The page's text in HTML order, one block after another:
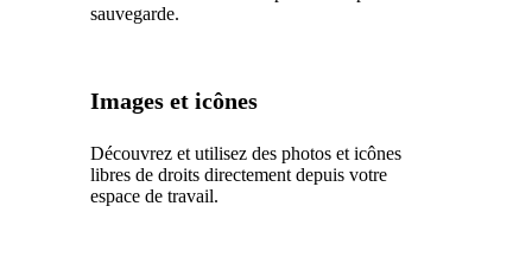
sauvegarde.
Images et icônes
Découvrez et utilisez des photos et icônes
libres de droits directement depuis votre
espace de travail.